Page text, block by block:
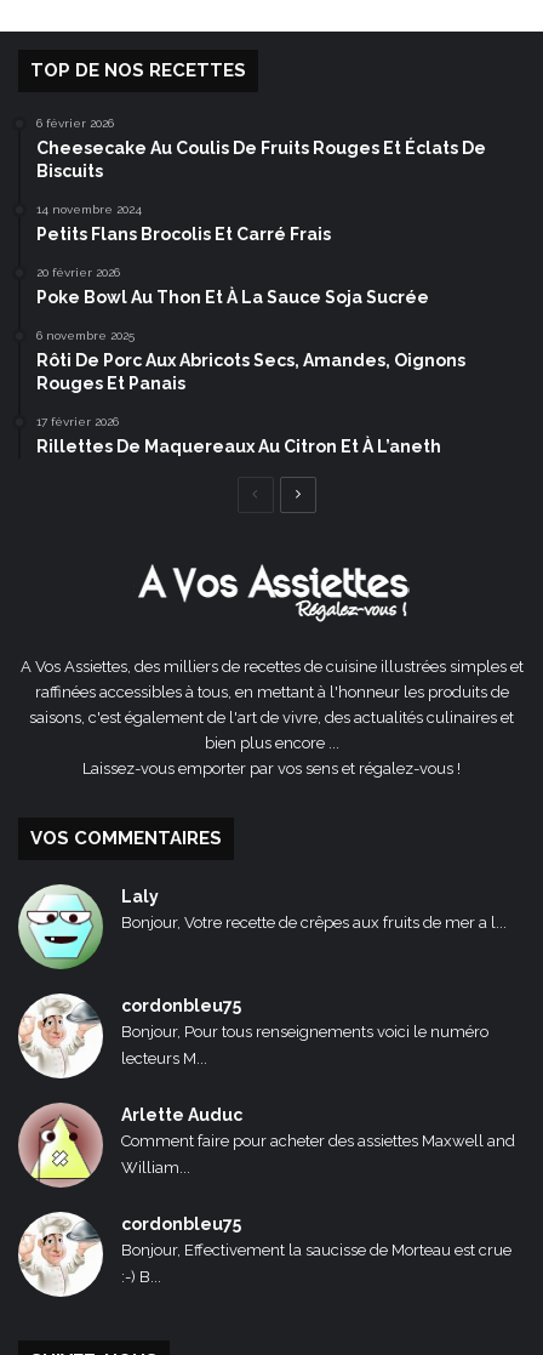
TOP DE NOS RECETTES
6 février 2026
Cheesecake Au Coulis De Fruits Rouges Et Éclats De
Biscuits
14 novembre 2024
Petits Flans Brocolis Et Carré Frais
20 février 2026
Poke Bowl Au Thon Et À La Sauce Soja Sucrée
6 novembre 2025
Rôti De Porc Aux Abricots Secs, Amandes, Oignons
Rouges Et Panais
17 février 2026
Rillettes De Maquereaux Au Citron Et À L’aneth
Page
A Vos Assiettes, des milliers de recettes de cuisine illustrées simples et
raffinées accessibles à tous, en mettant à l'honneur les produits de
saisons, c'est également de l'art de vivre, des actualités culinaires et
bien plus encore ...
Laissez-vous emporter par vos sens et régalez-vous !
VOS COMMENTAIRES
Laly
Bonjour, Votre recette de crêpes aux fruits de mer a l...
cordonbleu75
Bonjour, Pour tous renseignements voici le numéro
lecteurs M...
Arlette Auduc
Comment faire pour acheter des assiettes Maxwell and
William...
cordonbleu75
Bonjour, Effectivement la saucisse de Morteau est crue
:-) B...